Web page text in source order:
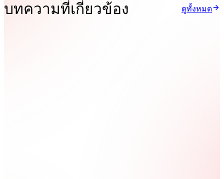
บทความที่เกี่ยวข้อง ดูทั้งหมด